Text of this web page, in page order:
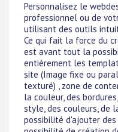
Personnalisez le
professionnel ou de
utilisant des outils
Ce qui fait la force du
est avant tout la
entièrement les
site (Image fixe ou
texturé) , zone de
la couleur, des
style, des couleurs, de
possibilité d'ajouter